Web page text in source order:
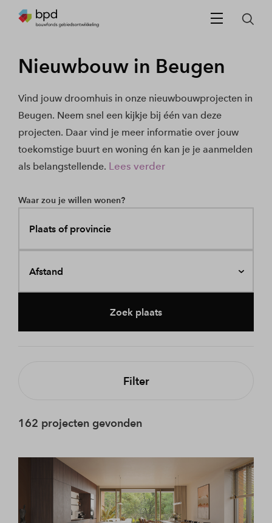
Nieuwbouw in Beugen
Vind jouw droomhuis in onze nieuwbouwprojecten in
Beugen. Neem snel een kijkje bij één van deze
projecten. Daar vind je meer informatie over jouw
toekomstige buurt en woning én kan je je aanmelden
als belangstellende. Lees verder
Waar zou je willen wonen?
Plaats of provincie
Afstand
Zoek plaats
Filter
162 projecten gevonden